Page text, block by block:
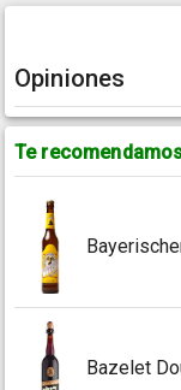
Opiniones
Te
Bazelet